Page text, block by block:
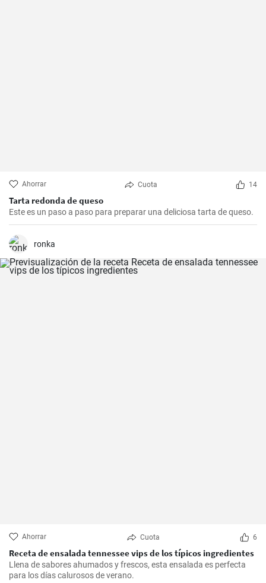
Ahorrar Cuota 14
Tarta redonda de queso
Este es un paso a paso para preparar una deliciosa tarta de queso.
ronka
Ahorrar Cuota 6
Receta de ensalada tennessee vips de los típicos ingredientes
Llena de sabores ahumados y frescos, esta ensalada es perfecta
para los días calurosos de verano.